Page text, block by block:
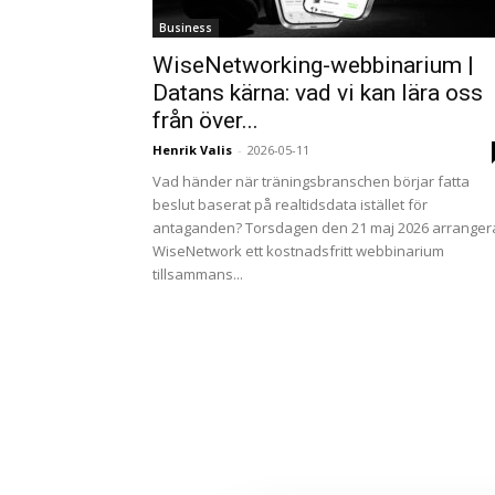
Business
WiseNetworking-webbinarium |
Datans kärna: vad vi kan lära oss
från över...
Henrik Valis - 2026-05-11
Vad händer när träningsbranschen börjar fatta
beslut baserat på realtidsdata istället för
antaganden? Torsdagen den 21 maj 2026
WiseNetwork ett kostnadsfritt webbinarium
tillsammans...